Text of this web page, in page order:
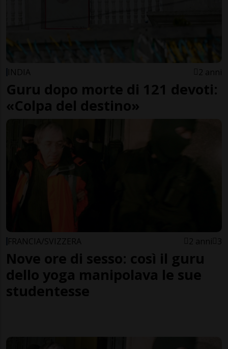
INDIA 2 anni
Guru dopo morte di 121 devoti:
«Colpa del destino»
FRANCIA/SVIZZERA 2 anni 3
Nove ore di sesso: così il guru
dello yoga manipolava le sue
studentesse